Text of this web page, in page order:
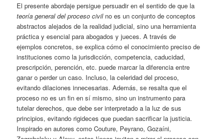
El presente abordaje persigue persuadir en el sentido de que la
teoría general del proceso civilno es un conjunto de conceptos
abstractos alejados de la realidad judicial, sino una herramienta
práctica y esencial para abogados y jueces. A través de
ejemplos concretos, se explica cómo el conocimiento preciso de
instituciones como la jurisdicción, competencia, caducidad,
prescripción, perención, etc. puede marcar la diferencia entre
ganar o perder un caso. Incluso, la celeridad del proceso,
evitando dilaciones innecesarias. Además, se resalta que el
proceso no es un fin en sí mismo, sino un instrumento para
tutelar derechos, que debe ser interpretado a la luz de sus
principios, evitando rigideces que puedan sacrificar la justicia.
Inspirado en autores como Couture, Peyrano, Gozaíni,